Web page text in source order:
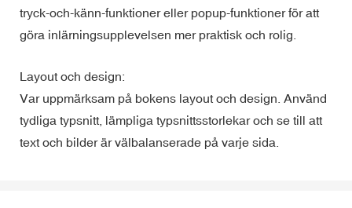
tryck-och-känn-funktioner eller popup-funktioner för att
göra inlärningsupplevelsen mer praktisk och rolig.
Layout och design:
Var uppmärksam på bokens layout och design. Använd
tydliga typsnitt, lämpliga typsnittsstorlekar och se till att
text och bilder är välbalanserade på varje sida.